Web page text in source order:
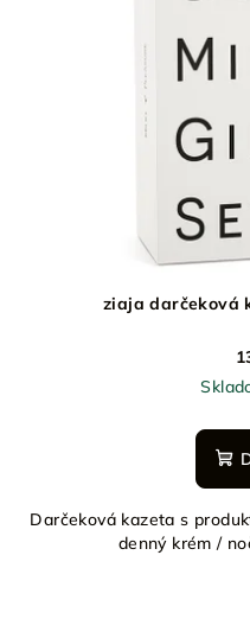
ziaja darčeková
Darčeková kazeta s
denný krém /